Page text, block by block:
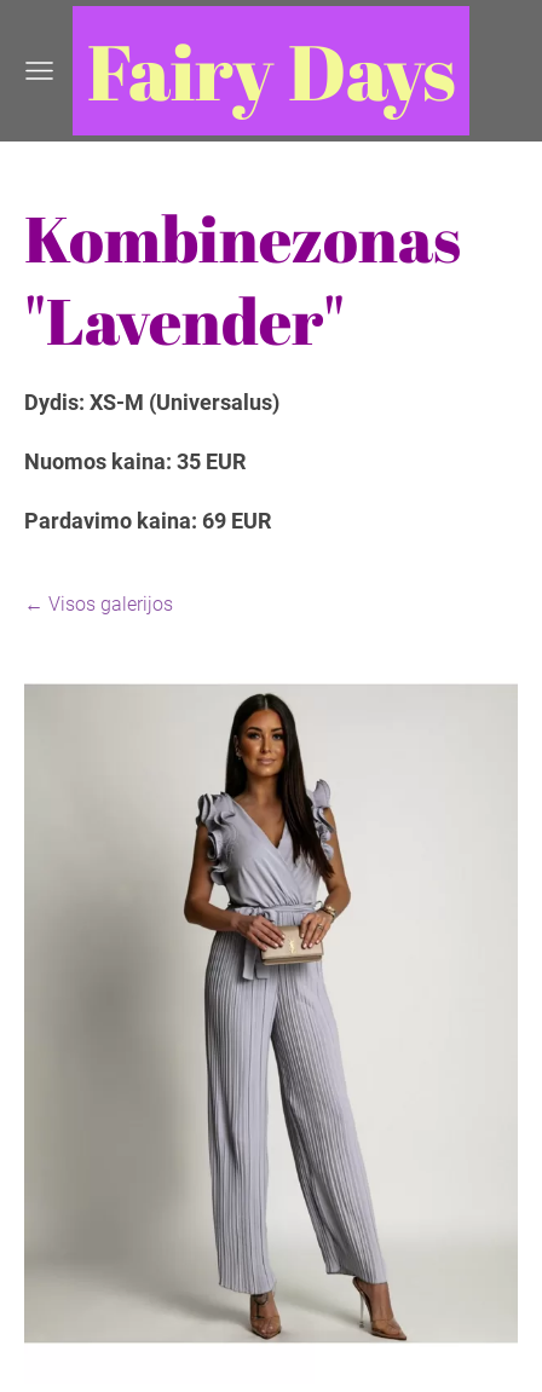
Fairy Days
Kombinezonas
"Lavender"
Dydis: XS-M (Universalus)
Nuomos kaina: 35 EUR
Pardavimo kaina: 69 EUR
Visos galerijos